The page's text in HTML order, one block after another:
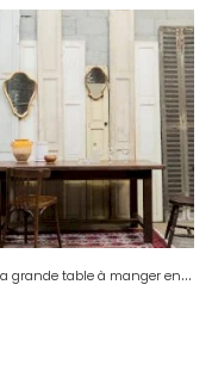
R
omy, la grande table à manger en bois massif N°490